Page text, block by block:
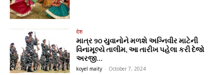
देश
માત્ર 90 યુવાનોને મળશે અગ્નિવીર માટેની
વિનામૂલ્યે તાલીમ, આ તારીખ પહેલા કરી દેજો
અરજી…
koyel maity - October 7, 2024